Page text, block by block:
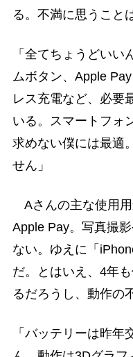
る。不満に思うこと
「全てちょうどい
ムボタン、Apple
レス充電など、必要
いる。スマートフォ
求めない僕には最適
せん」
Aさんの主な使用用
Apple Pay。写真撮
ない。ゆえに「
だ。とはいえ、4年
るだろうし、動作の
「バッテリーは昨